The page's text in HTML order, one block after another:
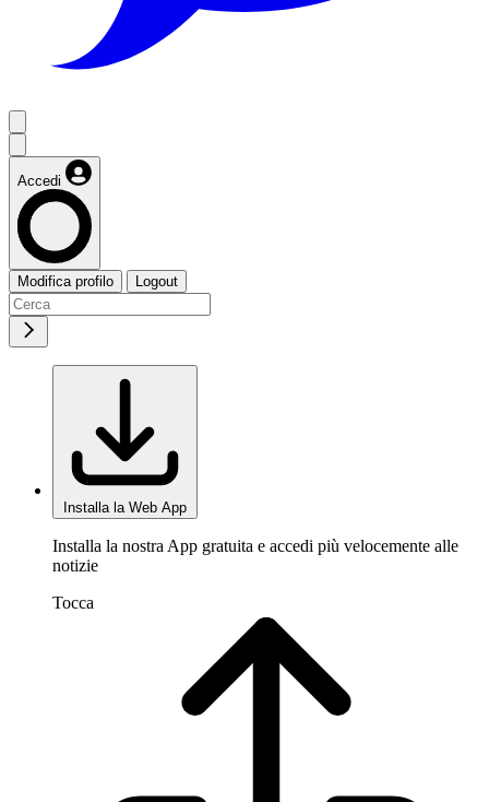
Accedi
Modifica profilo Logout
Installa la Web App
Installa la nostra App gratuita e accedi più velocemente alle
notizie
Tocca